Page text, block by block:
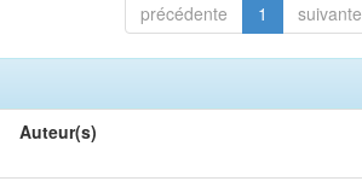
précédente 1 suivante
Auteur(s)